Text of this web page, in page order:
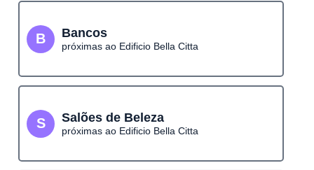
B Bancos
próximas ao Edificio Bella Citta
S Salões de Beleza
próximas ao Edificio Bella Citta